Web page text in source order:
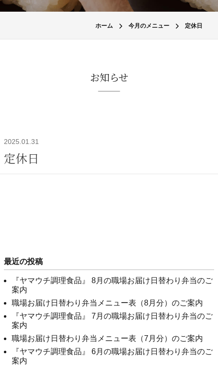
ホーム 今月のメニュー 定休日
お知らせ
2025.01.31
定休日
最近の投稿
『ヤマウチ調理食品』 8月の職場お届け日替わり弁当のご
案内
職場お届け日替わり弁当メニュー表（8月分）のご案内
『ヤマウチ調理食品』 7月の職場お届け日替わり弁当のご
案内
職場お届け日替わり弁当メニュー表（7月分）のご案内
『ヤマウチ調理食品』 6月の職場お届け日替わり弁当のご
案内